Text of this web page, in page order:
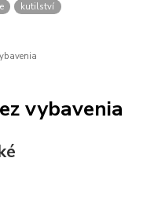
kutilství
vybavenia